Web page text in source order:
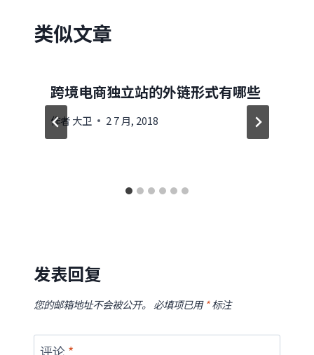
类似文章
跨境电商独立站的外链形式有哪些
作者大卫 2 7 月, 2018
发表回复
您的邮箱地址不会被公开。 必填项已用*标注
评论 *